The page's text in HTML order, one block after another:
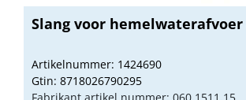
Slang voor hemelwaterafvoer
Artikelnummer: 1424690
Gtin: 8718026790295
Fabrikant artikel nummer: 060.1511.15